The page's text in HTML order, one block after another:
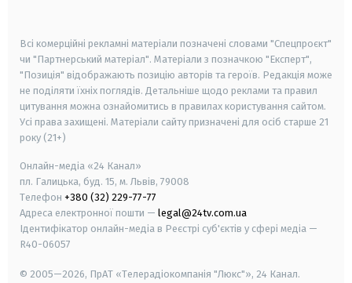
Всі комерційні рекламні матеріали позначені словами "Спецпроєкт"
чи "Партнерський матеріал". Матеріали з позначкою "Експерт",
"Позиція" відображають позицію авторів та героїв. Редакція може
не поділяти їхніх поглядів. Детальніше щодо реклами та правил
цитування можна ознайомитись в правилах користування сайтом.
Усі права захищені. Матеріали сайту призначені для осіб старше 21
року (21+)
Онлайн-медіа «24 Канал»
пл. Галицька, буд. 15, м. Львів, 79008
Телефон +380 (32) 229-77-77
Адреса електронної пошти — legal@24tv.com.ua
Ідентифікатор онлайн-медіа в Реєстрі суб'єктів у сфері медіа —
R40-06057
© 2005—2026, ПрАТ «Телерадіокомпанія "Люкс"», 24 Канал.